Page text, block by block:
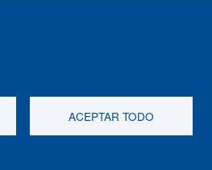
ACEPTAR TODO